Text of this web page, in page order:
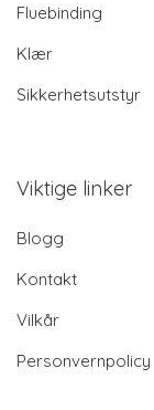
Fluebinding
Klær
Sikkerhetsutstyr
Viktige linker
Blogg
Kontakt
Vilkår
Personvernpolicy